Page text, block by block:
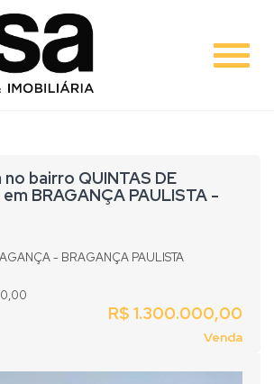
#
bairro QUINTAS DE
BRAGANÇA PAULISTA -
- BRAGANÇA PAULISTA
R$ 1.300.000,00
Venda